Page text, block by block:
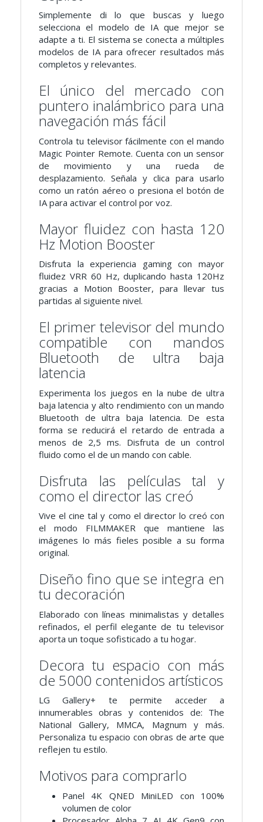
Simplemente di lo que buscas y luego
selecciona el modelo de IA que mejor se
adapte a ti. El sistema se conecta a múltiples
modelos de IA para ofrecer resultados más
completos y relevantes.
El único del mercado con
puntero inalámbrico para una
navegación más fácil
Controla tu televisor fácilmente con el mando
Magic Pointer Remote. Cuenta con un sensor
de movimiento y una rueda de
desplazamiento. Señala y clica para usarlo
como un ratón aéreo o presiona el botón de
IA para activar el control por voz.
Mayor fluidez con hasta 120
Hz Motion Booster
Disfruta la experiencia gaming con mayor
fluidez VRR 60 Hz, duplicando hasta 120Hz
gracias a Motion Booster, para llevar tus
partidas al siguiente nivel.
El primer televisor del mundo
compatible con mandos
Bluetooth de ultra baja
latencia
Experimenta los juegos en la nube de ultra
baja latencia y alto rendimiento con un mando
Bluetooth de ultra baja latencia. De esta
forma se reducirá el retardo de entrada a
menos de 2,5 ms. Disfruta de un control
fluido como el de un mando con cable.
Disfruta las películas tal y
como el director las creó
Vive el cine tal y como el director lo creó con
el modo FILMMAKER que mantiene las
imágenes lo más fieles posible a su forma
original.
Diseño fino que se integra en
tu decoración
Elaborado con líneas minimalistas y detalles
refinados, el perfil elegante de tu televisor
aporta un toque sofisticado a tu hogar.
Decora tu espacio con más
de 5000 contenidos artísticos
LG Gallery+ te permite acceder a
innumerables obras y contenidos de: The
National Gallery, MMCA, Magnum y más.
Personaliza tu espacio con obras de arte que
reflejen tu estilo.
Motivos para comprarlo
Panel 4K QNED MiniLED con 100%
volumen de color